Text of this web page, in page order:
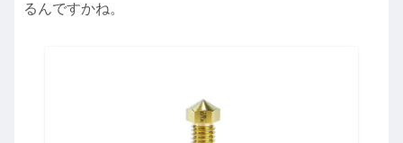
るんですかね。